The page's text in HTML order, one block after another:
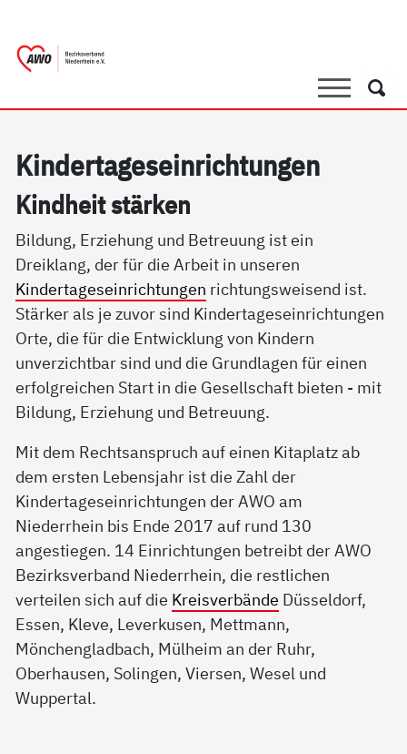
SucheSuche
Kin­der­ta­ge­s­ein­rich­tun­gen
Kind­heit stär­ken
Bildung, Erziehung und Betreuung ist ein
Dreiklang, der für die Arbeit in unseren
Kindertageseinrichtungen richtungsweisend ist.
Stärker als je zuvor sind Kindertageseinrichtungen
Orte, die für die Entwicklung von Kindern
unverzichtbar sind und die Grundlagen für einen
erfolgreichen Start in die Gesellschaft bieten - mit
Bildung, Erziehung und Betreuung.
Mit dem Rechtsanspruch auf einen Kitaplatz ab
dem ersten Lebensjahr ist die Zahl der
Kindertageseinrichtungen der AWO am
Niederrhein bis Ende 2017 auf rund 130
angestiegen. 14 Einrichtungen betreibt der AWO
Bezirksverband Niederrhein, die restlichen
verteilen sich auf die Kreisverbände Düsseldorf,
Essen, Kleve, Leverkusen, Mettmann,
Mönchengladbach, Mülheim an der Ruhr,
Oberhausen, Solingen, Viersen, Wesel und
Wuppertal.